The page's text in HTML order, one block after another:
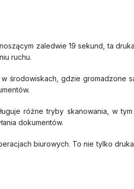
zaledwie 19 sekund, ta
ruchu.
środowiskach, gdzie gromadzone
różne tryby skanowania, w
dokumentów.
biurowych. To nie tylko